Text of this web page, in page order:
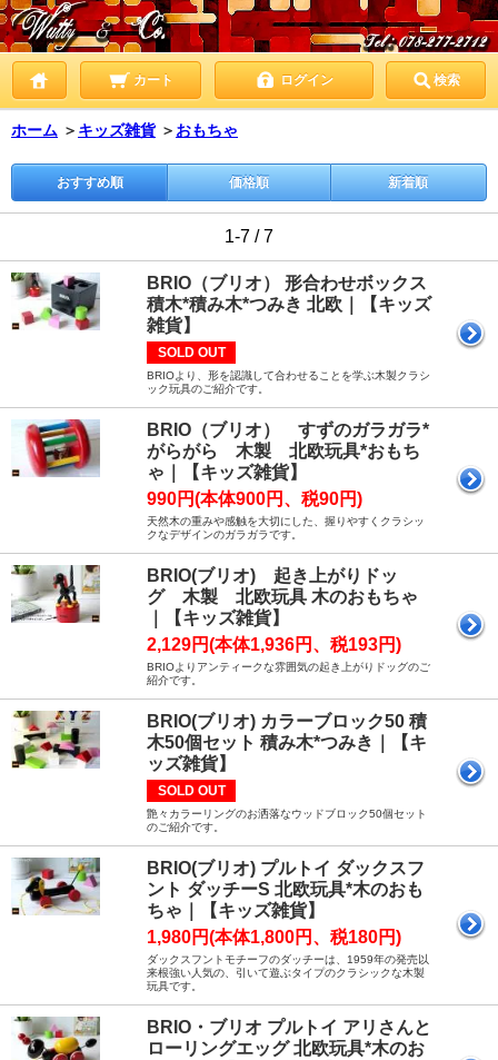
カート ログイン 検索
ホーム ＞ キッズ雑貨 ＞ おもちゃ
おすすめ順 価格順 新着順
1-7 / 7
BRIO（ブリオ） 形合わせボックス
積木*積み木*つみき 北欧｜【キッズ
雑貨】
SOLD OUT
BRIOより、形を認識して合わせることを学ぶ木製クラシ
ック玩具のご紹介です。
BRIO（ブリオ） すずのガラガラ*
がらがら 木製 北欧玩具*おもち
ゃ｜【キッズ雑貨】
990円(本体900円、税90円)
天然木の重みや感触を大切にした、握りやすくクラシッ
クなデザインのガラガラです。
BRIO(ブリオ) 起き上がりドッ
グ 木製 北欧玩具 木のおもちゃ
｜【キッズ雑貨】
2,129円(本体1,936円、税193円)
BRIOよりアンティークな雰囲気の起き上がりドッグのご
紹介です。
BRIO(ブリオ) カラーブロック50 積
木50個セット 積み木*つみき｜【キ
ッズ雑貨】
SOLD OUT
艶々カラーリングのお洒落なウッドブロック50個セット
のご紹介です。
BRIO(ブリオ) プルトイ ダックスフ
ント ダッチーS 北欧玩具*木のおも
ちゃ｜【キッズ雑貨】
1,980円(本体1,800円、税180円)
ダックスフントモチーフのダッチーは、1959年の発売以
来根強い人気の、引いて遊ぶタイプのクラシックな木製
玩具です。
BRIO・ブリオ プルトイ アリさんと
ローリングエッグ 北欧玩具*木のお